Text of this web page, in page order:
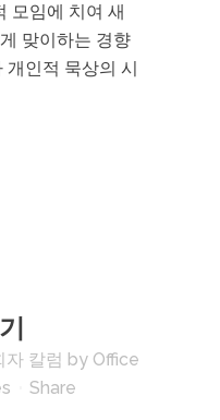
모임에 치여 새
맞이하는 경향
개인적 묵상의 시
자 칼럼 by Office
Share